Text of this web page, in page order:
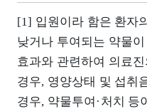
[1] 입원이라 함은 환자
낮거나 투여되는 약물
효과와 관련하여 의료
경우, 영양상태 및 섭취
경우, 약물투여·처치 등